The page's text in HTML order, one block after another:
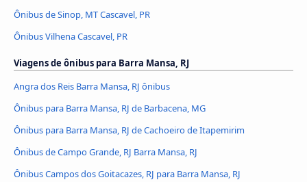
Ônibus de Sinop, MT Cascavel, PR
Ônibus Vilhena Cascavel, PR
Viagens de ônibus para Barra Mansa, RJ
Angra dos Reis Barra Mansa, RJ ônibus
Ônibus para Barra Mansa, RJ de Barbacena, MG
Ônibus para Barra Mansa, RJ de Cachoeiro de Itapemirim
Ônibus de Campo Grande, RJ Barra Mansa, RJ
Ônibus Campos dos Goitacazes, RJ para Barra Mansa, RJ